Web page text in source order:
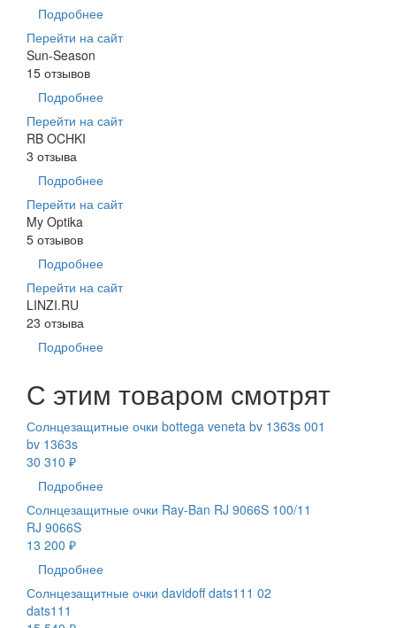
Подробнее
Перейти на сайт
Sun-Season
15 отзывов
Подробнее
Перейти на сайт
RB OCHKI
3 отзыва
Подробнее
Перейти на сайт
My Optika
5 отзывов
Подробнее
Перейти на сайт
LINZI.RU
23 отзыва
Подробнее
С этим товаром смотрят
Солнцезащитные очки bottega veneta bv 1363s 001
bv 1363s
30 310 ₽
Подробнее
Солнцезащитные очки Ray-Ban RJ 9066S 100/11
RJ 9066S
13 200 ₽
Подробнее
Солнцезащитные очки davidoff dats111 02
dats111